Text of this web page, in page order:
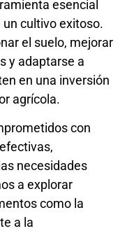
esencial
cultivo exitoso.
el suelo, mejorar
y adaptarse a
en una inversión
agrícola.
con
necesidades
a explorar
como la
a la